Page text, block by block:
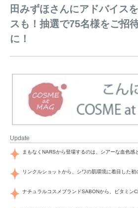
田みずほさんにアドバイス
スも！抽選で75名様をご招
に！
Update